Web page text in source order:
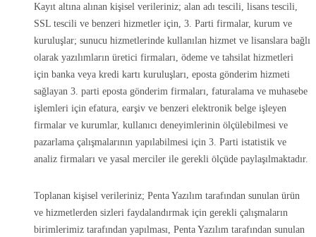
Kayıt altına alınan kişisel verileriniz; alan adı tescili, lisans tescili,
SSL tescili ve benzeri hizmetler için, 3. Parti firmalar, kurum ve
kuruluşlar; sunucu hizmetlerinde kullanılan hizmet ve lisanslara bağlı
olarak yazılımların üretici firmaları, ödeme ve tahsilat hizmetleri
için banka veya kredi kartı kuruluşları, eposta gönderim hizmeti
sağlayan 3. parti eposta gönderim firmaları, faturalama ve muhasebe
işlemleri için efatura, earşiv ve benzeri elektronik belge işleyen
firmalar ve kurumlar, kullanıcı deneyimlerinin ölçülebilmesi ve
pazarlama çalışmalarının yapılabilmesi için 3. Parti istatistik ve
analiz firmaları ve yasal merciler ile gerekli ölçüde paylaşılmaktadır.
Toplanan kişisel verileriniz; Penta Yazılım tarafından sunulan ürün
ve hizmetlerden sizleri faydalandırmak için gerekli çalışmaların
birimlerimiz tarafından yapılması, Penta Yazılım tarafından sunulan